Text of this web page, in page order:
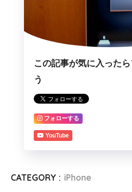
この記事が気に入った
う
フォローする
YouTube
CATEGORY : iPhone